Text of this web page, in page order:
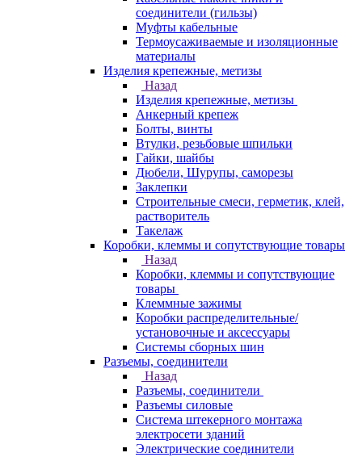
соединители (гильзы)
Муфты кабельные
Термоусаживаемые и изоляционные
материалы
Изделия крепежные, метизы
Назад
Изделия крепежные, метизы
Анкерный крепеж
Болты, винты
Втулки, резьбовые шпильки
Гайки, шайбы
Дюбели, Шурупы, саморезы
Заклепки
Строительные смеси, герметик, клей,
растворитель
Такелаж
Коробки, клеммы и сопутствующие товары
Назад
Коробки, клеммы и сопутствующие
товары
Клеммные зажимы
Коробки распределительные/
установочные и аксессуары
Системы сборных шин
Разъемы, соединители
Назад
Разъемы, соединители
Разъемы силовые
Система штекерного монтажа
электросети зданий
Электрические соединители